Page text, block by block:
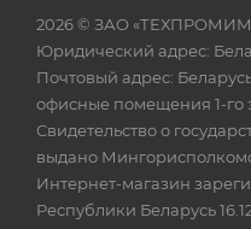
2026 © ЗАО
Юридический адрес:
Почтовый адрес:
офисные помещения 1-го
Свидетельство о
выдано
Интернет-магазин
Республики Беларусь